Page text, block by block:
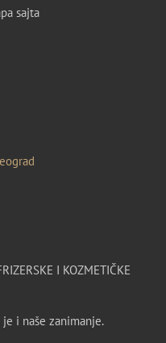
sajta
I KOZMETIČKE
i naše zanimanje.